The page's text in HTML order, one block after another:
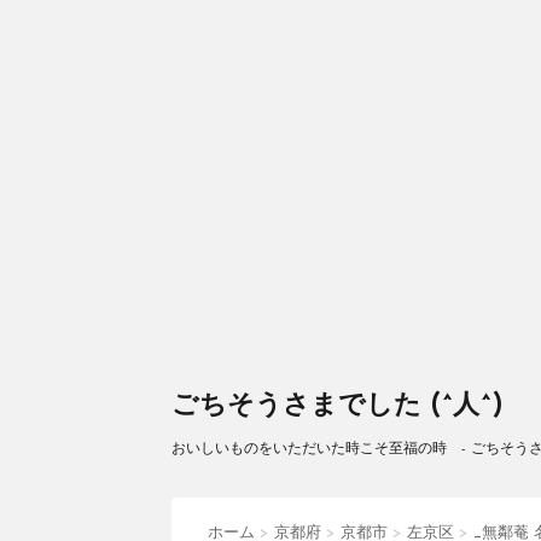
ごちそうさまでした (^人^)
おいしいものをいただいた時こそ至福の時 - ごちそう
ホーム > 京都府 > 京都市 > 左京区 > _無鄰菴